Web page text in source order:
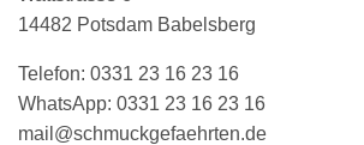
14482 Potsdam Babelsberg
Telefon: 0331 23 16 23 16
WhatsApp: 0331 23 16 23 16
mail@schmuckgefaehrten.de